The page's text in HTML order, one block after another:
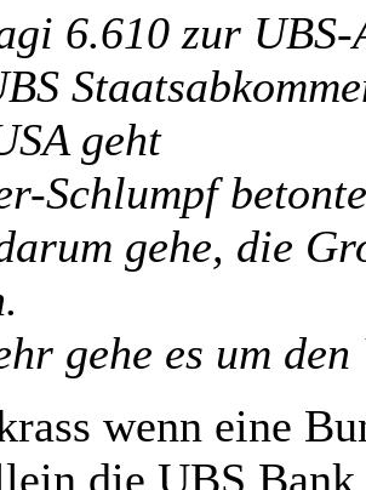
6.610 zur
geht
Schlumpf
gehe, die
gehe es um
wenn eine
die UBS